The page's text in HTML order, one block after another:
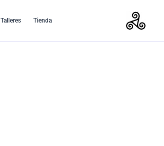
Talleres Tienda